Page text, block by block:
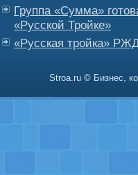
Группа «Сумма»
«Русской Тройке»
«Русская тройка»
Stroa.ru © Бизнес,